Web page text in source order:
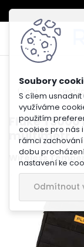
S cílem
využíváme
použitím
cookies pro nás
rámci
dobu
nastavení ke
Odmítnout
Úvod
Fluke
multimetr
Wireless